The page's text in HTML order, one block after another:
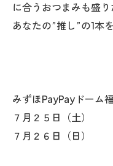
に合うおつまみも盛
あなたの”推し”の1本
みずほPayPayドーム
７月２５日（土）
７月２６日（日）